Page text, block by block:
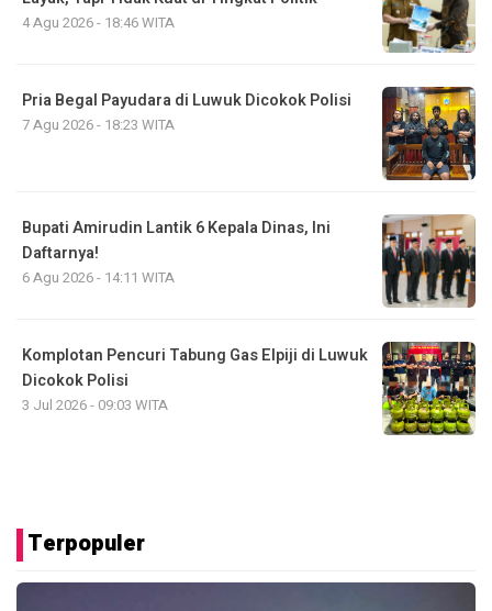
4 Agu 2026 - 18:46 WITA
Pria Begal Payudara di Luwuk Dicokok Polisi
7 Agu 2026 - 18:23 WITA
Bupati Amirudin Lantik 6 Kepala Dinas, Ini
Daftarnya!
6 Agu 2026 - 14:11 WITA
Komplotan Pencuri Tabung Gas Elpiji di Luwuk
Dicokok Polisi
3 Jul 2026 - 09:03 WITA
Terpopuler